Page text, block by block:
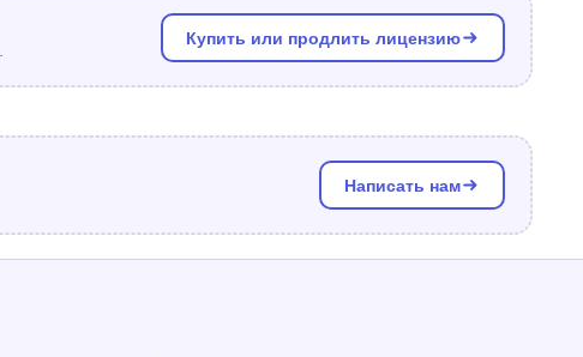
Купить или продлить лицензию
Написать нам